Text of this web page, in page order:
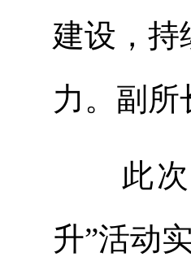
建设，持
力。副所
此
升”活动